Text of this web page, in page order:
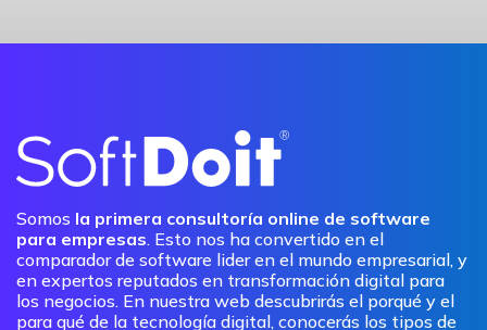
Somos la primera consultoría online de software
para empresas. Esto nos ha convertido en el
comparador de software lider en el mundo empresarial, y
en expertos reputados en transformación digital para
los negocios. En nuestra web descubrirás el porqué y el
para qué de la tecnología digital, conocerás los tipos de